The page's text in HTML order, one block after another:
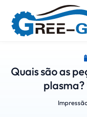
Quais são as